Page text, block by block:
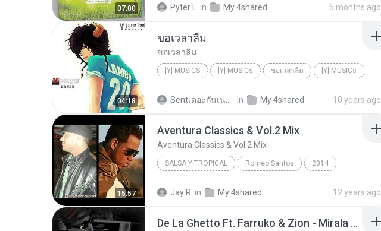
07:00
Alabanza y Adoración Infantil
Pyter L. in My 4shared 5 months ago
04:18
ขอเวลาลืม
ขอเวลาลืม
[Y] MUSICS [Y] MUSICs ขอเวลาลืม [Y] MUSICs
in My 4shared 10 years ago
15:57
Aventura Classics & Vol.2 Mix
Aventura Classics & Vol.2 Mix
SALSA Y TROPICAL Romeo Santos 2014
Jay R. in My 4shared 12 years ago
De La Ghetto Ft. Farruko & Zion - Mirala (By. JGalvezFlow)